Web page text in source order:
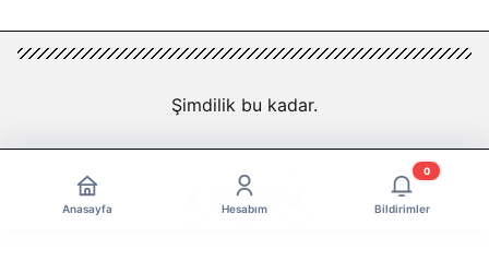
Şimdilik bu kadar.
Anasayfa Hesabım Bildirimler
0